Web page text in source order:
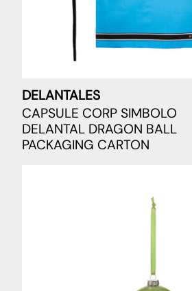
DELANTALES
CAPSULE CORP SIMBOLO
DELANTAL DRAGON BALL
PACKAGING CARTON